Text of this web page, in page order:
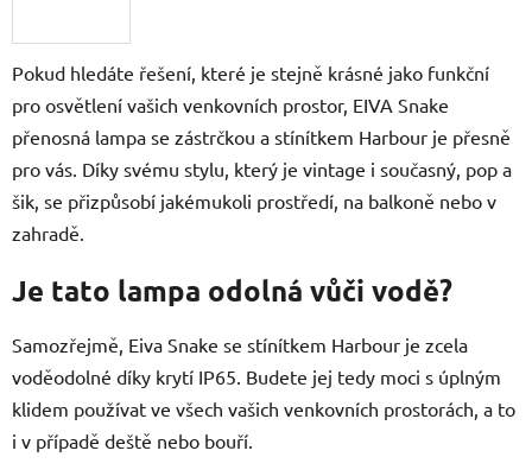
Pokud hledáte řešení, které je stejně krásné jako funkční
pro osvětlení vašich venkovních prostor, EIVA Snake
přenosná lampa se zástrčkou a stínítkem Harbour je přesně
pro vás. Díky svému stylu, který je vintage i současný, pop a
šik, se přizpůsobí jakémukoli prostředí, na balkoně nebo v
zahradě.
Je tato lampa odolná vůči vodě?
Samozřejmě, Eiva Snake se stínítkem Harbour je zcela
voděodolné díky krytí IP65. Budete jej tedy moci s úplným
klidem používat ve všech vašich venkovních prostorách, a to
i v případě deště nebo bouří.